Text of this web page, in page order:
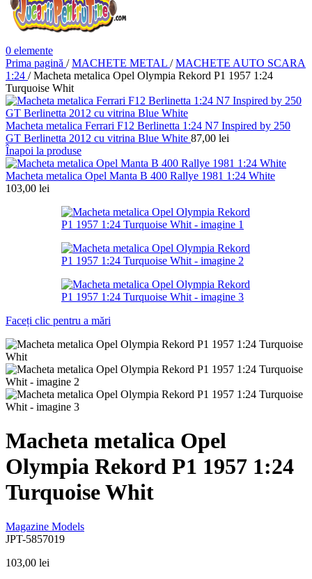
0 elemente
Prima pagină / MACHETE METAL / MACHETE AUTO SCARA
1:24 / Macheta metalica Opel Olympia Rekord P1 1957 1:24
Turquoise Whit
Macheta metalica Ferrari F12 Berlinetta 1:24 N7 Inspired by 250
GT Berlinetta 2012 cu vitrina Blue White 87,00 lei
Înapoi la produse
Macheta metalica Opel Manta B 400 Rallye 1981 1:24 White
103,00 lei
Faceți clic pentru a mări
Macheta metalica Opel
Olympia Rekord P1 1957 1:24
Turquoise Whit
Magazine Models
JPT-5857019
103,00 lei